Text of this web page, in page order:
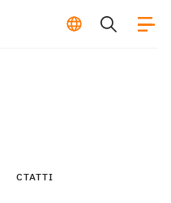
СТАТТІ